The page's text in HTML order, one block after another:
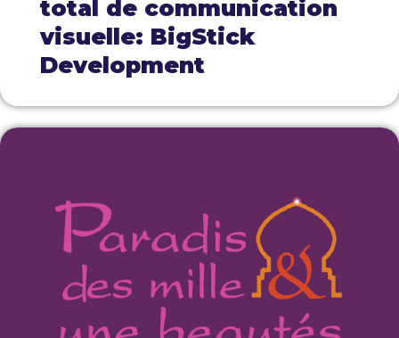
total de communication
visuelle: BigStick
Development